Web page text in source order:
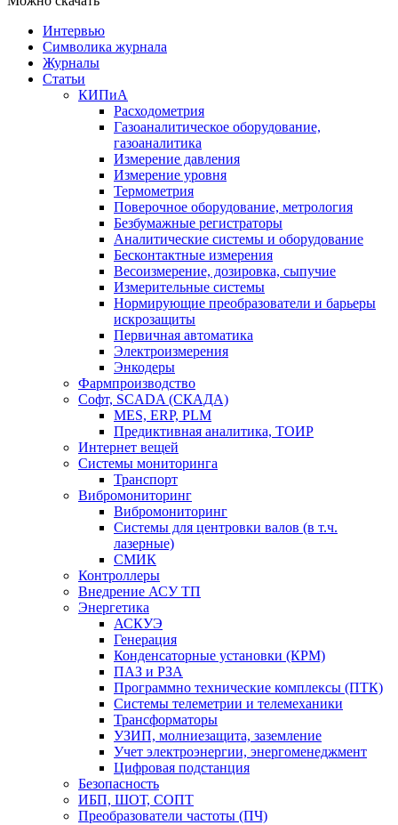
Интервью
Символика журнала
Журналы
Статьи
КИПиА
Расходометрия
Газоаналитическое оборудование,
газоаналитика
Измерение давления
Измерение уровня
Термометрия
Поверочное оборудование, метрология
Безбумажные регистраторы
Аналитические системы и оборудование
Бесконтактные измерения
Весоизмерение, дозировка, сыпучие
Измерительные системы
Нормирующие преобразователи и барьеры
искрозащиты
Первичная автоматика
Электроизмерения
Энкодеры
Фармпроизводство
Софт, SCADA (СКАДА)
MES, ERP, PLM
Предиктивная аналитика, ТОИР
Интернет вещей
Системы мониторинга
Транспорт
Вибромониторинг
Вибромониторинг
Системы для центровки валов (в т.ч.
лазерные)
СМИК
Контроллеры
Внедрение АСУ ТП
Энергетика
АСКУЭ
Генерация
Конденсаторные установки (КРМ)
ПАЗ и РЗА
Программно технические комплексы (ПТК)
Системы телеметрии и телемеханики
Трансформаторы
УЗИП, молниезащита, заземление
Учет электроэнергии, энергоменеджмент
Цифровая подстанция
Безопасность
ИБП, ШОТ, СОПТ
Преобразователи частоты (ПЧ)